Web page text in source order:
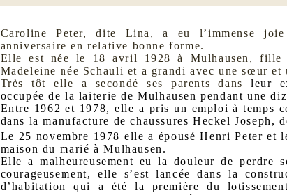
Caroline Peter, dite Lina, a eu l’immense
anniversaire en relative bonne forme.
Elle est née le 18 avril 1928 à Mulhausen, fille
Madeleine née Schauli et a grandi avec une sœur et
Très tôt elle a secondé ses parents dansleur
occupée de la laiterie de Mulhausen pendant une
Entre 1962 et 1978, elle a pris un emploi à temps
dans la manufacture de chaussures Heckel Joseph,
Le 25 novembre 1978 elle a épousé Henri Peter et
maison du marié à Mulhausen.
Elle a malheureusement eu la douleur de perdre
courageusement, elle s’est lancée dans la
d’habitation qui a été la première du